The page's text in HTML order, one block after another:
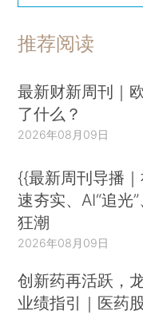
推荐阅读
最新财新周刊｜
了什么？
2026年08月09日
{{最新周刊导播
速夯实、AI“追光
狂潮
2026年08月09日
创新药再活跃，
业绩指引｜医药